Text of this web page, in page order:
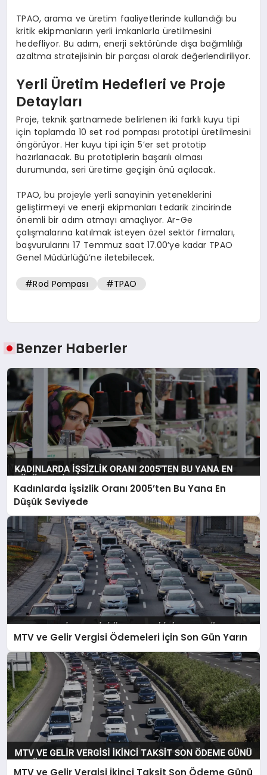
TPAO, arama ve üretim faaliyetlerinde kullandığı bu
kritik ekipmanların yerli imkanlarla üretilmesini
hedefliyor. Bu adım, enerji sektöründe dışa bağımlılığı
azaltma stratejisinin bir parçası olarak değerlendiriliyor.
Yerli Üretim Hedefleri ve Proje
Detayları
Proje, teknik şartnamede belirlenen iki farklı kuyu tipi
için toplamda 10 set rod pompası prototipi üretilmesini
öngörüyor. Her kuyu tipi için 5’er set prototip
hazırlanacak. Bu prototiplerin başarılı olması
durumunda, seri üretime geçişin önü açılacak.
TPAO, bu projeyle yerli sanayinin yeteneklerini
geliştirmeyi ve enerji ekipmanları tedarik zincirinde
önemli bir adım atmayı amaçlıyor. Ar-Ge
çalışmalarına katılmak isteyen özel sektör firmaları,
başvurularını 17 Temmuz saat 17.00’ye kadar TPAO
Genel Müdürlüğü’ne iletebilecek.
#Rod Pompası #TPAO
Benzer Haberler
Kadınlarda İşsizlik Oranı 2005’ten Bu Yana En
Düşük Seviyede
MTV ve Gelir Vergisi Ödemeleri İçin Son Gün Yarın
MTV ve Gelir Vergisi İkinci Taksit Son Ödeme Günü